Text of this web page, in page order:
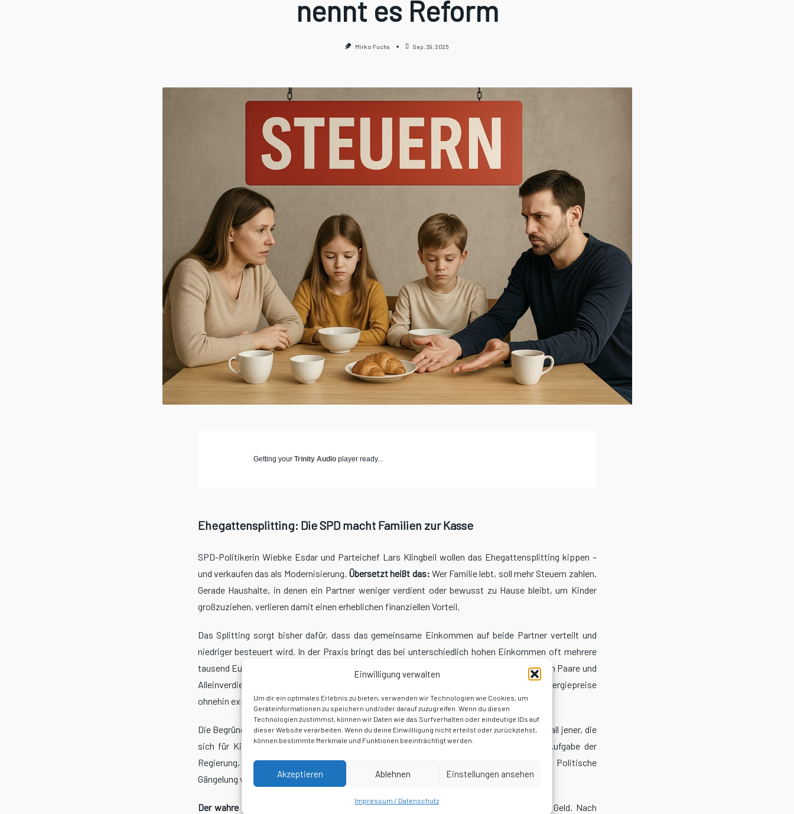
Einwilligung verwalten
Um dir ein optimales Erlebnis zu bieten, verwenden wir Technologien wie Cookies, um
Geräteinformationen zu speichern und/oder darauf zuzugreifen. Wenn du diesen
Technologien zustimmst, können wir Daten wie das Surfverhalten oder eindeutige IDs auf
dieser Website verarbeiten. Wenn du deine Einwillligung nicht erteilst oder zurückziehst,
können bestimmte Merkmale und Funktionen beeinträchtigt werden.
Akzeptieren Ablehnen Einstellungen ansehen
Impressum / Datenschutz
nennt es Reform
Mirko Fuchs Sep. 29, 2025
Getting your Trinity Audioplayer ready...
Ehegattensplitting: Die SPD macht Familien zur Kasse
SPD-Politikerin Wiebke Esdar und Parteichef Lars Klingbeil wollen das Ehegattensplitting kippen –
und verkaufen das als Modernisierung. Übersetzt heißt das: Wer Familie lebt, soll mehr Steuern zahlen.
Gerade Haushalte, in denen ein Partner weniger verdient oder bewusst zu Hause bleibt, um Kinder
großzuziehen, verlieren damit einen erheblichen finanziellen Vorteil.
Das Splitting sorgt bisher dafür, dass das gemeinsame Einkommen auf beide Partner verteilt und
niedriger besteuert wird. In der Praxis bringt das bei unterschiedlich hohen Einkommen oft mehrere
tausend Euro Steuerersparnis pro Jahr. Mit der Streichung steigt die Steuerlast für Millionen Paare und
Alleinverdiener-Familien – mitten in einer Zeit, in der Lebenshaltungskosten, Mieten und Energiepreise
ohnehin explodieren.
Die Begründung der SPD, das Modell sei„nicht mehr zeitgemäß“, ist ein Schlag ins Gesicht all jener, die
sich für Kinder, Familie und klassische Rollenaufteilungen entscheiden. Es ist nicht Aufgabe der
Regierung, den Menschen vorzuschreiben, wie sie ihr Privatleben zu gestalten haben. Politische
Gängelung wird nicht besser, nur weil man sie mit„Modernisierung“etikettiert.
Der wahre Grund für diese Initiative ist kein Geheimnis:Die Koalition braucht frisches Geld. Nach